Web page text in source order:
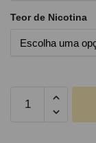
Teor de Nicotina